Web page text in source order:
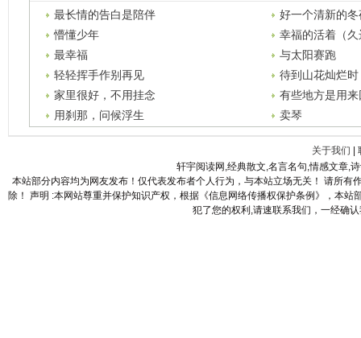
最长情的告白是陪伴
好一个清新的冬
懵懂少年
幸福的活着（久
最幸福
与太阳赛跑
轻轻挥手作别再见
待到山花灿烂时
家里很好，不用挂念
有些地方是用
用刹那，问候浮生
卖琴
关于我们
轩宇阅读网,经典散文,名言名句,情感文章,
本站部分内容均为网友发布！仅代表发布者个人行为，与本站立场无关！ 请所
除！ 声明 :本网站尊重并保护知识产权，根据《信息网络传播权保护条例》，本
犯了您的权利,请速联系我们，一经确